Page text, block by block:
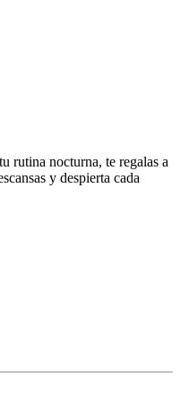
nocturna, te regalas a
y despierta cada